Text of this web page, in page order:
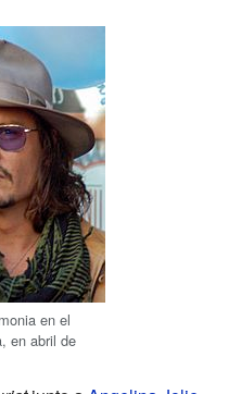
en el
en abril de